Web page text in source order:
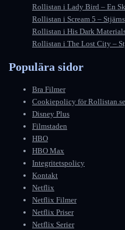
Rollistan i Lady Bird – En
Rollistan i Scream 5 –
Rollistan i His Dark
Rollistan i The Lost City –
Populära sidor
Bra Filmer
Cookiepolicy för Rollistan.se
Disney Plus
Filmstaden
HBO
HBO Max
Integritetspolicy
Kontakt
Netflix
Netflix Filmer
Netflix Priser
Netflix Serier